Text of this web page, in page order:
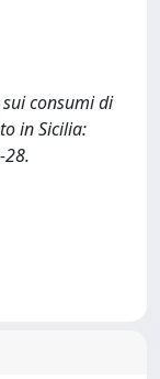
consumi di
in Sicilia:
28.